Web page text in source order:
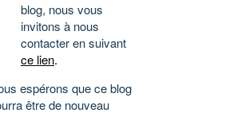
blog, nous vous
invitons à nous
contacter en suivant
ce lien.
espérons que ce blog
être de nouveau